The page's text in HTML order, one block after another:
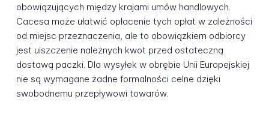
obowiązujących między krajami umów handlowych.
Cacesa może ułatwić opłacenie tych opłat w zależności
od miejsc przeznaczenia, ale to obowiązkiem odbiorcy
jest uiszczenie należnych kwot przed ostateczną
dostawą paczki. Dla wysyłek w obrębie Unii Europejskiej
nie są wymagane żadne formalności celne dzięki
swobodnemu przepływowi towarów.